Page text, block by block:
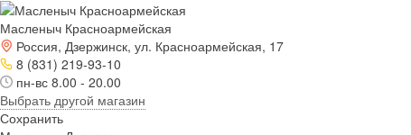
Масленыч Красноармейская
Россия, Дзержинск, ул. Красноармейская, 17
8 (831) 219-93-10
пн-вс 8.00 - 20.00
Выбрать другой магазин
Сохранить